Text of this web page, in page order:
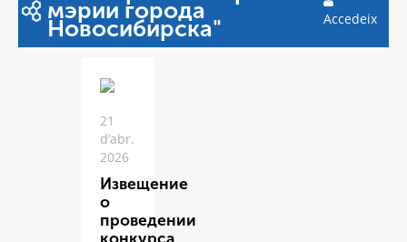
мэрии города
Новосибирска" Accedeix
21
d’abr.
2026
Извещение
о
проведении